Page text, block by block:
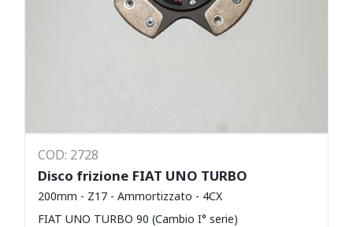
COD: 2728
Disco frizione FIAT UNO TURBO
200mm - Z17 - Ammortizzato - 4CX
FIAT UNO TURBO 90 (Cambio I° serie)